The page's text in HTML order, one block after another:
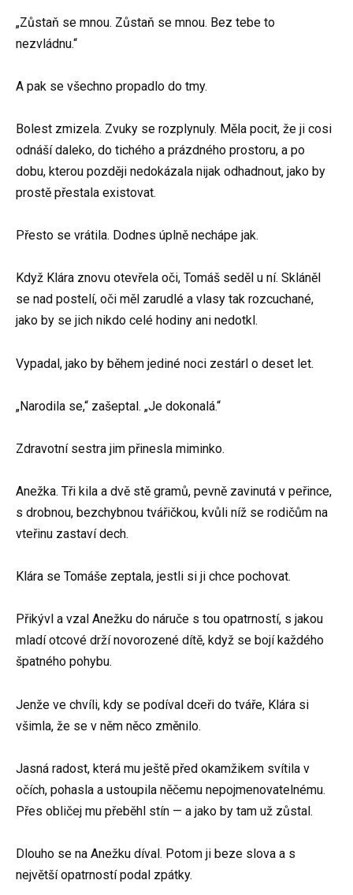
„Zůstaň se mnou. Zůstaň se mnou. Bez tebe to
nezvládnu.“
A pak se všechno propadlo do tmy.
Bolest zmizela. Zvuky se rozplynuly. Měla pocit, že ji cosi
odnáší daleko, do tichého a prázdného prostoru, a po
dobu, kterou později nedokázala nijak odhadnout, jako by
prostě přestala existovat.
Přesto se vrátila. Dodnes úplně nechápe jak.
Když Klára znovu otevřela oči, Tomáš seděl u ní. Skláněl
se nad postelí, oči měl zarudlé a vlasy tak rozcuchané,
jako by se jich nikdo celé hodiny ani nedotkl.
Vypadal, jako by během jediné noci zestárl o deset let.
„Narodila se,“ zašeptal. „Je dokonalá.“
Zdravotní sestra jim přinesla miminko.
Anežka. Tři kila a dvě stě gramů, pevně zavinutá v peřince,
s drobnou, bezchybnou tvářičkou, kvůli níž se rodičům na
vteřinu zastaví dech.
Klára se Tomáše zeptala, jestli si ji chce pochovat.
Přikývl a vzal Anežku do náruče s tou opatrností, s jakou
mladí otcové drží novorozené dítě, když se bojí každého
špatného pohybu.
Jenže ve chvíli, kdy se podíval dceři do tváře, Klára si
všimla, že se v něm něco změnilo.
Jasná radost, která mu ještě před okamžikem svítila v
očích, pohasla a ustoupila něčemu nepojmenovatelnému.
Přes obličej mu přeběhl stín — a jako by tam už zůstal.
Dlouho se na Anežku díval. Potom ji beze slova a s
největší opatrností podal zpátky.